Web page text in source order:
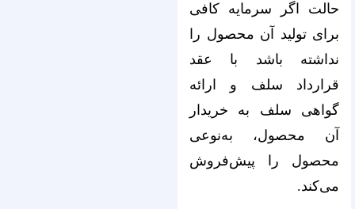
حالت اگر سرمایه کافی
برای تولید آن محصول را
نداشته باشد با عقد
قرارداد سلف و ارائه
گواهی سلف به خریدار
آن محصول، به‌نوعی
محصول را پیش‌فروش
می‌کند.